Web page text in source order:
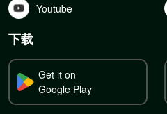
Youtube
下载
Get it on
Google Play